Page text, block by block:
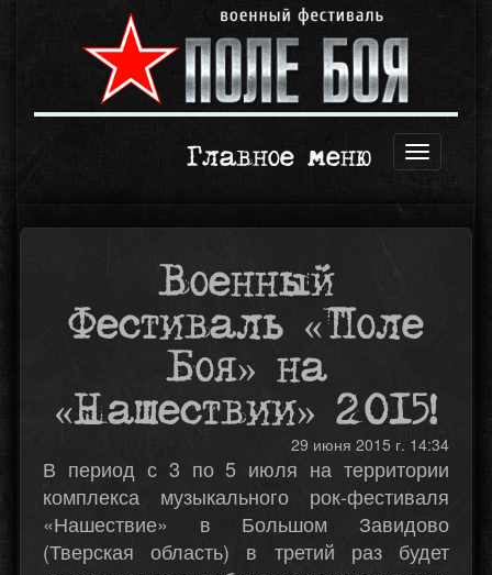
Открыть
Главное меню
Военный
Фестиваль «Поле
Боя» на
«Нашествии» 2015!
29 июня 2015 г. 14:34
В период с 3 по 5 июля на территории
комплекса музыкального рок-фестиваля
«Нашествие» в Большом Завидово
(Тверская область) в третий раз будет